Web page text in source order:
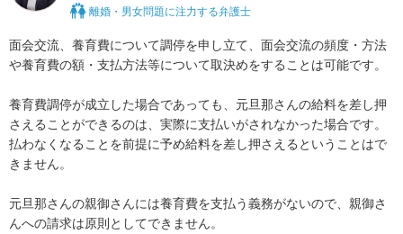
離婚・男女問題に注力する弁護士
面会交流、養育費について調停を申し立て、面会交流の頻度・方法
や養育費の額・支払方法等について取決めをすることは可能です。
養育費調停が成立した場合であっても、元旦那さんの給料を差し押
さえることができるのは、実際に支払いがされなかった場合です。
払わなくなることを前提に予め給料を差し押さえるということはで
きません。
元旦那さんの親御さんには養育費を支払う義務がないので、親御さ
んへの請求は原則としてできません。